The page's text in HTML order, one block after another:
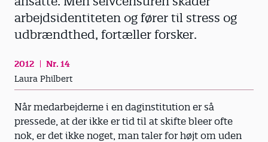
arbejdsidentiteten og fører til stress og
udbrændthed, fortæller forsker.
2012
Nr. 14
Laura Philbert
Når medarbejderne i en daginstitution er så
pressede, at der ikke er tid til at skifte bleer ofte
nok, er det ikke noget, man taler for højt om uden